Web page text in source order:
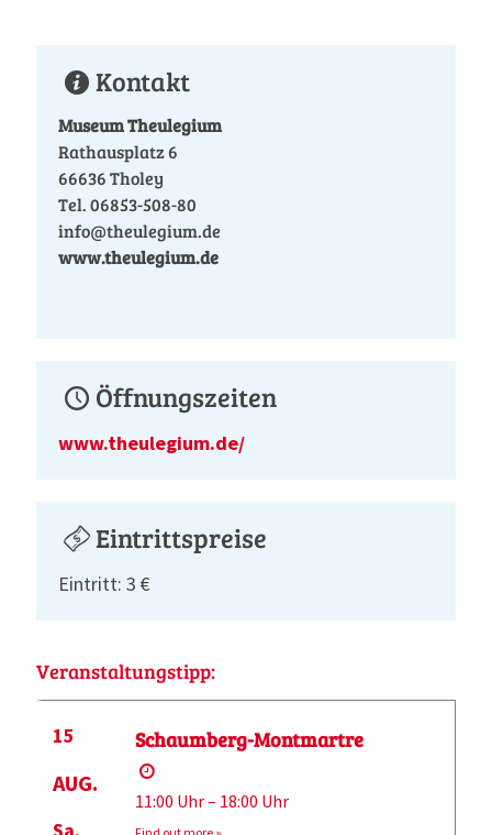
Kontakt
Museum Theulegium
Rathausplatz 6
66636 Tholey
Tel. 06853-508-80
info@theulegium.de
www.theulegium.de
Öffnungszeiten
www.theulegium.de/
Eintrittspreise
Eintritt: 3 €
Veranstaltungstipp:
15
AUG.
Schaumberg-Montmartre
11:00 Uhr – 18:00 Uhr